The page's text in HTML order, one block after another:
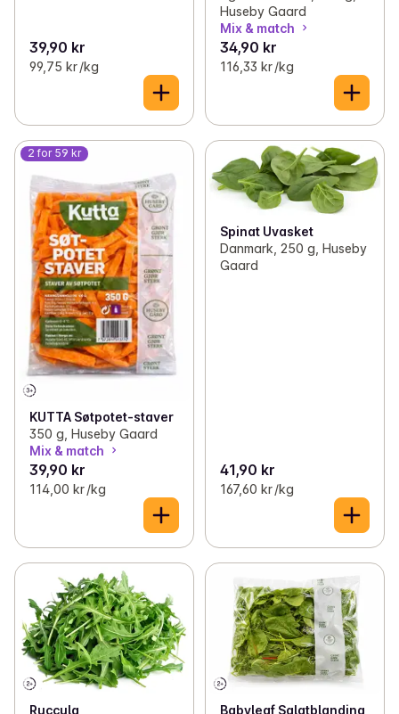
39,90 kr
99,75 kr /kg
Huseby Gaard
Mix & match
34,90 kr
116,33 kr /kg
2 for 59 kr
KUTTA Søtpotet-staver
350 g, Huseby Gaard
Mix & match
39,90 kr
114,00 kr /kg
Spinat Uvasket
Danmark, 250 g, Huseby
Gaard
41,90 kr
167,60 kr /kg
Ruccula Babyleaf Salatblanding